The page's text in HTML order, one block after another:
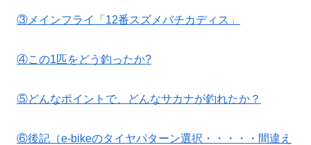
③メインフライ「12番スズメバチカディス」
④この1匹をどう釣ったか?
⑤どんなポイントで、どんなサカナが釣れたか？
⑥後記（e-bikeのタイヤパターン選択・・・・・間違え